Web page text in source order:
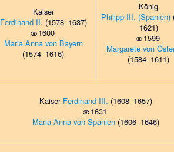
Kaiser
Ferdinand II. (1578–1637)
⚭ 1600
Maria Anna von Bayern
(1574–1616)
König
Philipp III. (Spanien)
1621)
⚭ 1599
Margarete von
(1584–1611)
Kaiser Ferdinand III. (1608–1657)
⚭ 1631
Maria Anna von Spanien(1606–1646)